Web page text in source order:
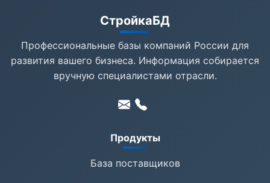
СтройкаБД
Профессиональные базы компаний России для
развития вашего бизнеса. Информация собирается
вручную специалистами отрасли.
Продукты
База поставщиков